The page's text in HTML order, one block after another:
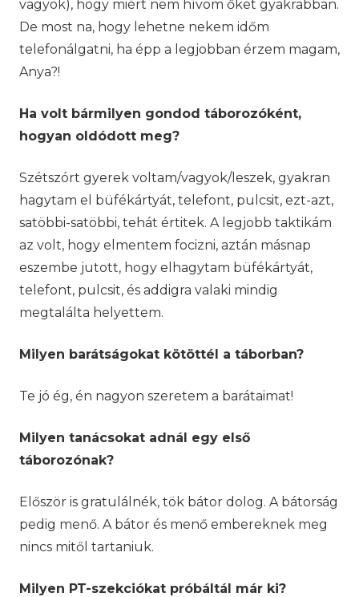
vagyok), hogy miért nem hívom őket gyakrabban.
De most na, hogy lehetne nekem időm
telefonálgatni, ha épp a legjobban érzem magam,
Anya?!
Ha volt bármilyen gondod táborozóként,
hogyan oldódott meg?
Szétszórt gyerek voltam/vagyok/leszek, gyakran
hagytam el büfékártyát, telefont, pulcsit, ezt-azt,
satöbbi-satöbbi, tehát értitek. A legjobb taktikám
az volt, hogy elmentem focizni, aztán másnap
eszembe jutott, hogy elhagytam büfékártyát,
telefont, pulcsit, és addigra valaki mindig
megtalálta helyettem.
Milyen barátságokat kötöttél a táborban?
Te jó ég, én nagyon szeretem a barátaimat!
Milyen tanácsokat adnál egy első
táborozónak?
Először is gratulálnék, tök bátor dolog. A bátorság
pedig menő. A bátor és menő embereknek meg
nincs mitől tartaniuk.
Milyen PT-szekciókat próbáltál már ki?